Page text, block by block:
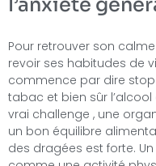
l’anxiété
Pour retrouver son
revoir ses habitudes de
commence par dire
tabac et bien sûr l’alcool
vrai challenge , une
un bon équilibre
des dragées est forte.